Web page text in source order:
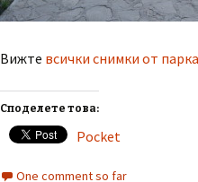
Вижте всички снимки от
Споделете това:
Pocket
One comment so far